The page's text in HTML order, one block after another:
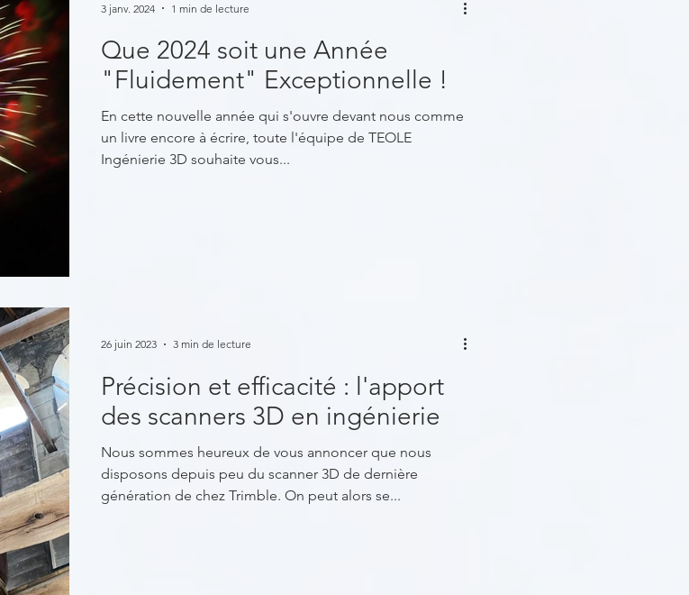
Que 2024 soit une Année
"Fluidement" Exceptionnelle !
En cette nouvelle année qui s'ouvre devant nous comme
un livre encore à écrire, toute l'équipe de TEOLE
Ingénierie 3D souhaite vous...
3 janv. 2024 1 min de lecture
Précision et efficacité : l'apport
des scanners 3D en ingénierie
Nous sommes heureux de vous annoncer que nous
disposons depuis peu du scanner 3D de dernière
génération de chez Trimble. On peut alors se...
26 juin 2023 3 min de lecture